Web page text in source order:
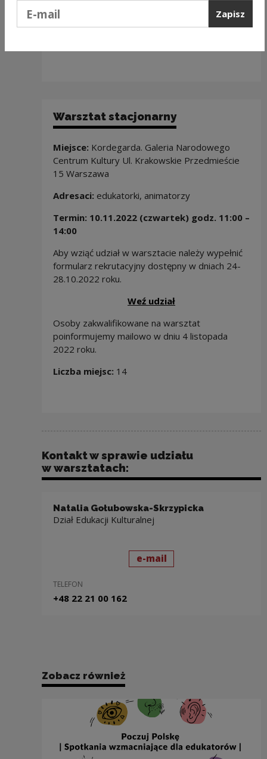
formularz zgłoszeniowy. Obowiązuje kolejność
zgłoszeń.
Warsztat stacjonarny
Miejsce: Kordegarda. Galeria Narodowego
Centrum Kultury Ul. Krakowskie Przedmieście
15 Warszawa
Adresaci: edukatorki, animatorzy
Termin: 10.11.2022 (czwartek) godz. 11:00 –
14:00
Aby wziąć udział w warsztacie należy wypełnić
formularz rekrutacyjny dostępny w dniach 24-
28.10.2022 roku.
Weź udział
Osoby zakwalifikowane na warsztat
poinformujemy mailowo w dniu 4 listopada
2022 roku.
Liczba miejsc: 14
Kontakt w sprawie udziału
w warsztatach:
Natalia Gołubowska-Skrzypicka
Dział Edukacji Kulturalnej
wyślij wiadomość
e-maildo: Natalia
TELEFON
+48 22 21 00 162
Zobacz również
Zapisz